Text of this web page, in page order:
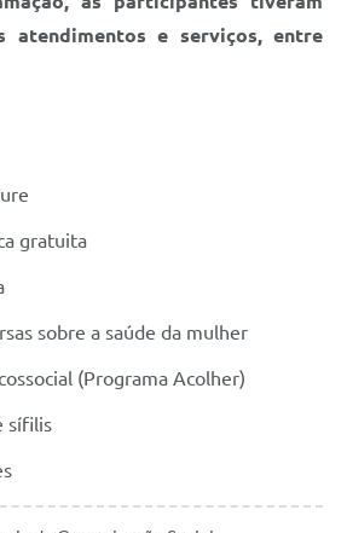
atendimentos e serviços, entre
gratuita
sobre a saúde da mulher
(Programa Acolher)
sífilis